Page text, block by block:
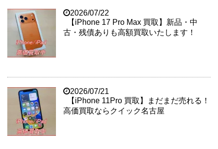
2026/07/22
【iPhone 17 Pro Max 買取】新品・中
古・残債ありも高額買取いたします！
2026/07/21
【iPhone 11Pro 買取】まだまだ売れる！
高価買取ならクイック名古屋